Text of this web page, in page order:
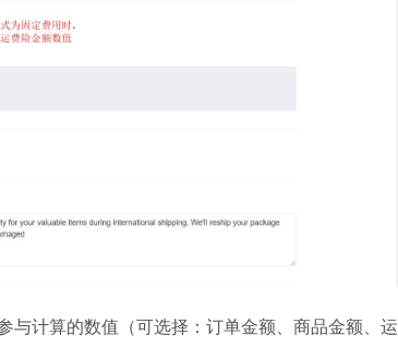
与计算的数值（可选择：订单金额、商品金额、运